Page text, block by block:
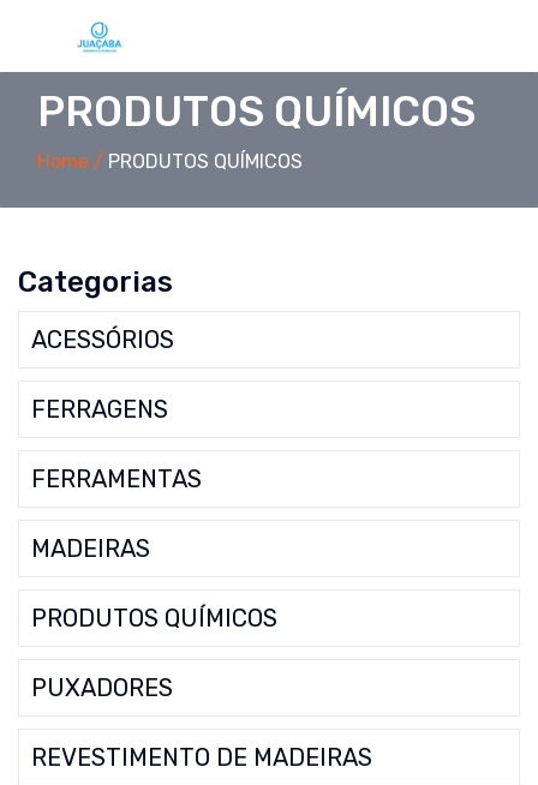
PRODUTOS QUÍMICOS
Home / PRODUTOS QUÍMICOS
Categorias
ACESSÓRIOS
FERRAGENS
FERRAMENTAS
MADEIRAS
PRODUTOS QUÍMICOS
PUXADORES
REVESTIMENTO DE MADEIRAS